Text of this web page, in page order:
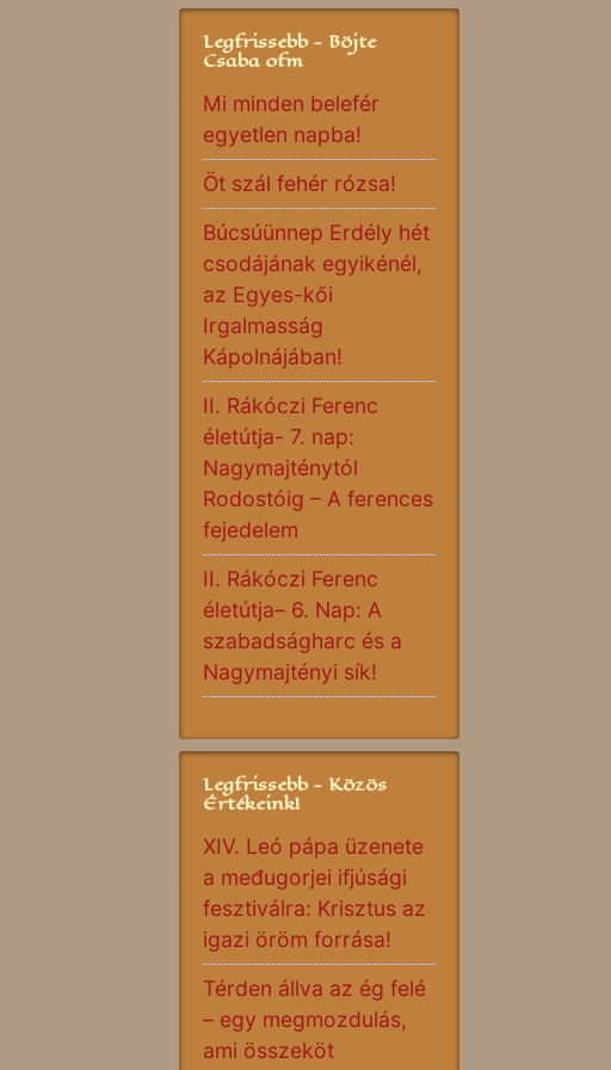
Legfrissebb - Böjte
Csaba ofm
Mi minden belefér
egyetlen napba!
Öt szál fehér rózsa!
Búcsúünnep Erdély hét
csodájának egyikénél,
az Egyes-kői
Irgalmasság
Kápolnájában!
II. Rákóczi Ferenc
életútja- 7. nap:
Nagymajténytól
Rodostóig – A ferences
fejedelem
II. Rákóczi Ferenc
életútja– 6. Nap: A
szabadságharc és a
Nagymajtényi sík!
Legfrissebb - Közös
Értékeink!
XIV. Leó pápa üzenete
a međugorjei ifjúsági
fesztiválra: Krisztus az
igazi öröm forrása!
Térden állva az ég felé
– egy megmozdulás,
ami összeköt